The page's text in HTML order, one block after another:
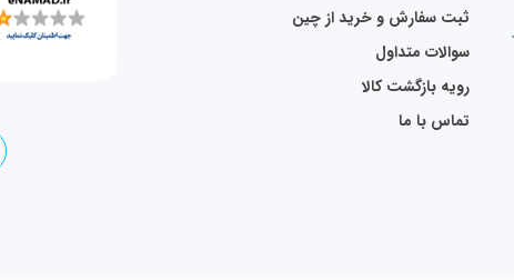
ثبت سفارش و خرید از چین
سوالات متداول
رویه بازگشت کالا
تماس با ما